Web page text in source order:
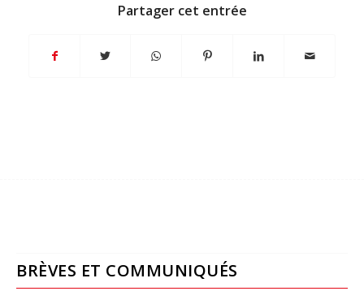
Partager cet entrée
BRÈVES ET COMMUNIQUÉS